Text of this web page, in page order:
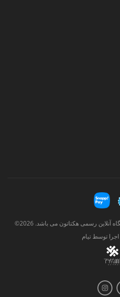
رسمی هکتاتون می باشد. 2026©
توسطتیام